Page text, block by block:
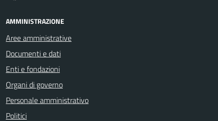
AMMINISTRAZIONE
Aree amministrative
Documenti e dati
Enti e fondazioni
Organi di governo
Personale amministrativo
Politici